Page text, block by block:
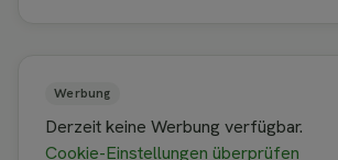
Werbung
Derzeit keine Werbung verfügbar.
Cookie-Einstellungen überprüfen